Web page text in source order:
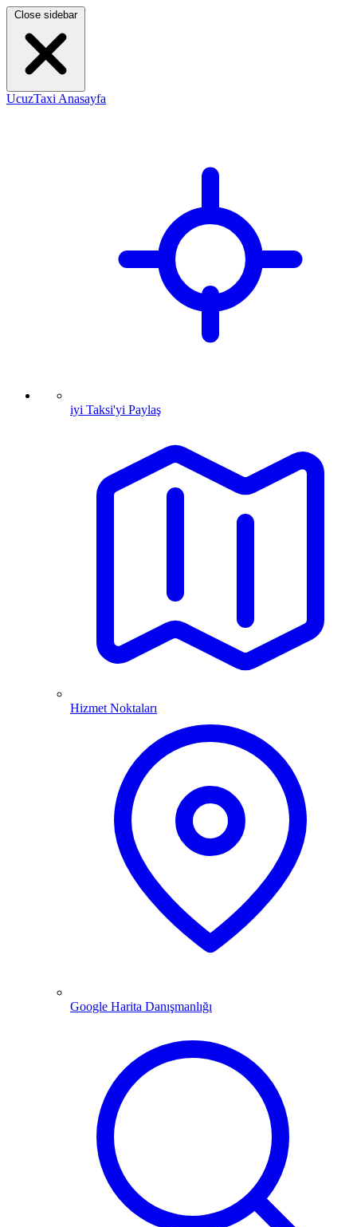
Close sidebar
UcuzTaxi Anasayfa
iyi Taksi'yi Paylaş
Hizmet Noktaları
Google Harita Danışmanlığı